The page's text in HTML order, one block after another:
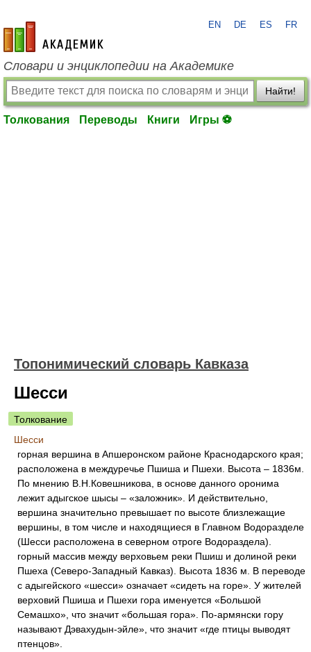
academic.ru
EN DE ES FR
Словари и энциклопедии на Академике
Найти!
Толкования Переводы Книги Игры ⚽
Топонимический словарь Кавказа
Шесси
Толкование
Шесси
горная вершина в Апшеронском районе Краснодарского края;
расположена в междуречье Пшиша и Пшехи. Высота – 1836м.
По мнению В.Н.Ковешникова, в основе данного оронима
лежит адыгское шысы – «заложник». И действительно,
вершина значительно превышает по высоте близлежащие
вершины, в том числе и находящиеся в Главном Водоразделе
(Шесси расположена в северном отроге Водораздела).
горный массив между верховьем реки Пшиш и долиной реки
Пшеха (Северо-Западный Кавказ). Высота 1836 м. В переводе
с адыгейского «шесси» означает «сидеть на горе». У жителей
верховий Пшиша и Пшехи гора именуется «Большой
Семашхо», что значит «большая гора». По-армянски гору
называют Дэвахудын-эйле», что значит «где птицы выводят
птенцов».